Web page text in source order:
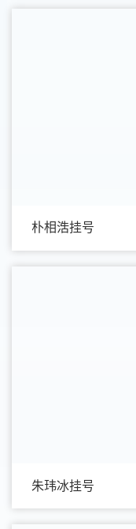
朴相浩挂号
朱玮冰挂号